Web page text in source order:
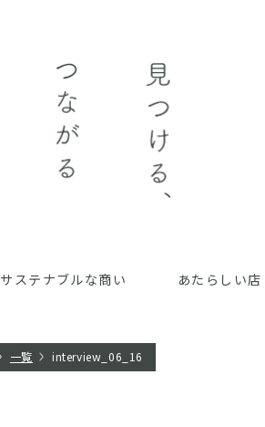
サステナブルな商い あたらしい店
一覧 interview_06_16